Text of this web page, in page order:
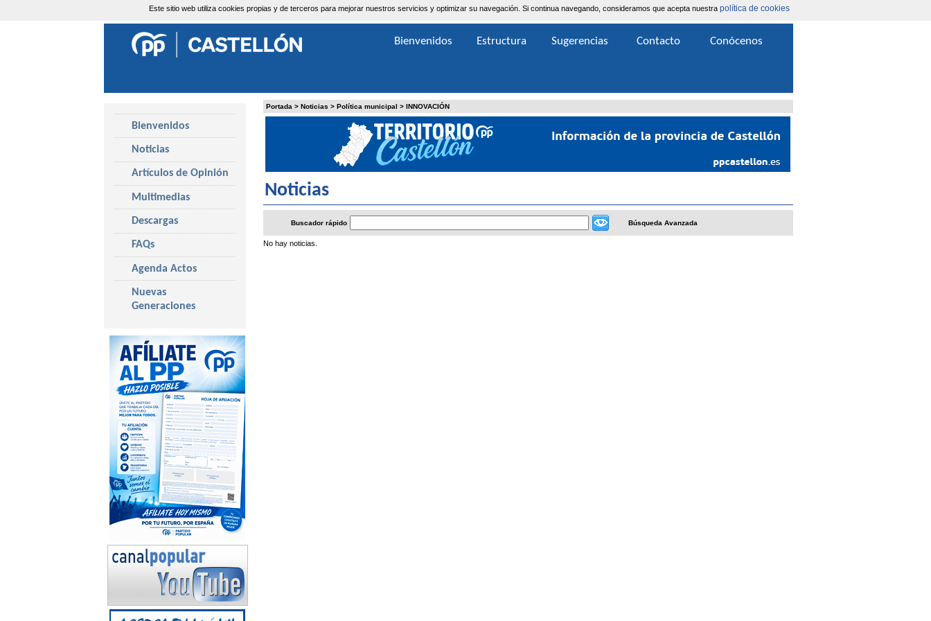
Este sitio web utiliza cookies propias y de terceros para mejorar nuestros servicios y optimizar su navegación. Si continua navegando, consideramos que acepta nuestra política de cookies
Portada > Noticias > Política municipal > INNOVACIÓN
Noticias
Buscador rápido Búsqueda Avanzada
No hay noticias.
Bienvenidos
Noticias
Artículos de Opinión
Multimedias
Descargas
FAQs
Agenda Actos
Nuevas
Generaciones
Viernes, 7 de Agosto de 2026 |Contacta
Área Extranet
Bienvenidos Estructura Sugerencias Contacto Conócenos